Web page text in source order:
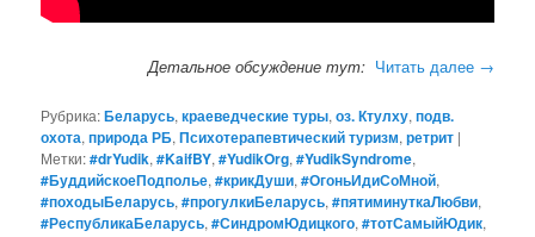
Детальное обсуждение тут: Читать далее →
Рубрика:Беларусь,краеведческие туры,оз. Ктулху,подв.
охота,природа РБ,Психотерапевтический туризм,ретрит |
Метки:#‎drYudik,#KaifBY,#YudikOrg,#YudikSyndrome,
#БуддийскоеПодполье,#крикДуши,#ОгоньИдиСоМной,
#походыБеларусь,#прогулкиБеларусь,#‎пятиминуткаЛюбви,
#РеспубликаБеларусь,#СиндромЮдицкого,#тотСамыйЮдик,